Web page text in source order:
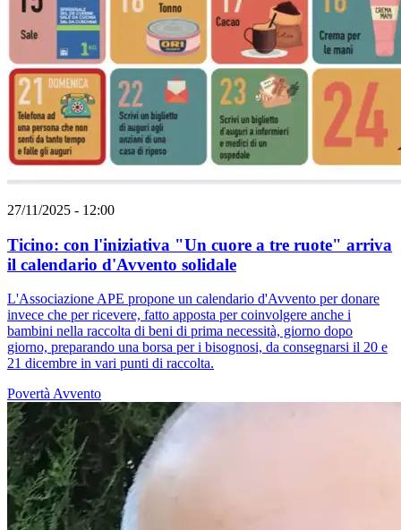
27/11/2025 - 12:00
Ticino: con l'iniziativa "Un cuore a tre ruote" arriva
il calendario d'Avvento solidale
L'Associazione APE propone un calendario d'Avvento per donare
invece che per ricevere, fatto apposta per coinvolgere anche i
bambini nella raccolta di beni di prima necessità, giorno dopo
giorno, preparando una borsa per i bisognosi, da consegnarsi il 20 e
21 dicembre in vari punti di raccolta.
PovertàAvvento